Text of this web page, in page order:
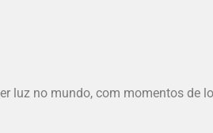
luz no mundo, com momentos de